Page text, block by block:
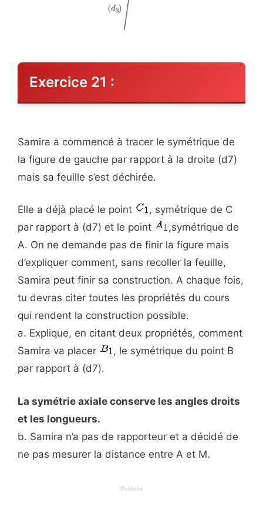
Exercice 21 :
Samira a commencé à tracer le symétrique de
la figure de gauche par rapport à la droite (d7)
mais sa feuille s’est déchirée.
Elle a déjà placé le point
, symétrique de C
par rapport à (d7) et le point
,symétrique de
A. On ne demande pas de finir la figure mais
d’expliquer comment, sans recoller la feuille,
Samira peut finir sa construction. A chaque fois,
tu devras citer toutes les propriétés du cours
qui rendent la construction possible.
a. Explique, en citant deux propriétés, comment
Samira va placer
, le symétrique du point B
par rapport à (d7).
La symétrie axiale conserve les angles droits
et les longueurs.
b. Samira n’a pas de rapporteur et a décidé de
ne pas mesurer la distance entre A et M.
Publicité